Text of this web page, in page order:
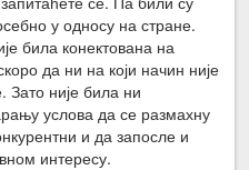
у односу на стране.
била конектована на
да ни на који начин није
није била ни
услова да се размахну
и да запосле и
интересу.